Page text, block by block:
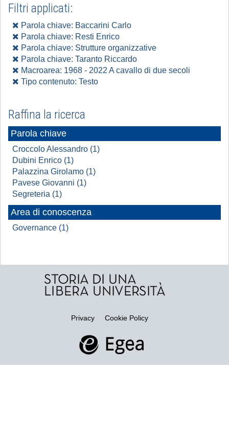
Filtri applicati:
Parola chiave: Baccarini Carlo
Parola chiave: Resti Enrico
Parola chiave: Strutture organizzative
Parola chiave: Taranto Riccardo
Macroarea: 1968 - 2022 A cavallo di due secoli
Tipo contenuto: Testo
Raffina la ricerca
Parola chiave
Croccolo Alessandro (1)
Dubini Enrico (1)
Palazzina Girolamo (1)
Pavese Giovanni (1)
Segreteria (1)
Area di conoscenza
Governance (1)
Privacy Cookie Policy